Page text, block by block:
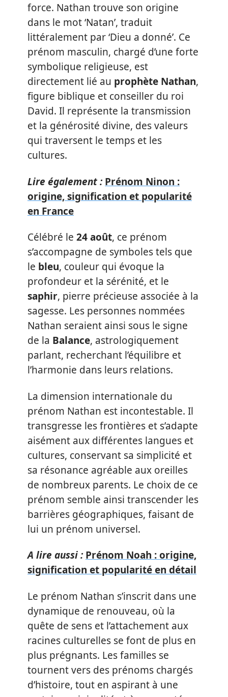
force. Nathan trouve son origine
dans le mot ‘Natan’, traduit
littéralement par ‘Dieu a donné’. Ce
prénom masculin, chargé d’une forte
symbolique religieuse, est
directement lié au prophète Nathan,
figure biblique et conseiller du roi
David. Il représente la transmission
et la générosité divine, des valeurs
qui traversent le temps et les
cultures.
Lire également : Prénom Ninon :
origine, signification et popularité
en France
Célébré le 24 août, ce prénom
s’accompagne de symboles tels que
le bleu, couleur qui évoque la
profondeur et la sérénité, et le
saphir, pierre précieuse associée à la
sagesse. Les personnes nommées
Nathan seraient ainsi sous le signe
de la Balance, astrologiquement
parlant, recherchant l’équilibre et
l’harmonie dans leurs relations.
La dimension internationale du
prénom Nathan est incontestable. Il
transgresse les frontières et s’adapte
aisément aux différentes langues et
cultures, conservant sa simplicité et
sa résonance agréable aux oreilles
de nombreux parents. Le choix de ce
prénom semble ainsi transcender les
barrières géographiques, faisant de
lui un prénom universel.
A lire aussi : Prénom Noah : origine,
signification et popularité en détail
Le prénom Nathan s’inscrit dans une
dynamique de renouveau, où la
quête de sens et l’attachement aux
racines culturelles se font de plus en
plus prégnants. Les familles se
tournent vers des prénoms chargés
d’histoire, tout en aspirant à une